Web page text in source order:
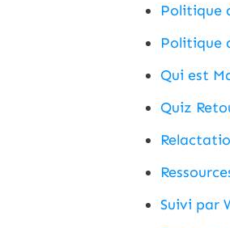
Politique
Politique
Qui est
Quiz
Suivi par